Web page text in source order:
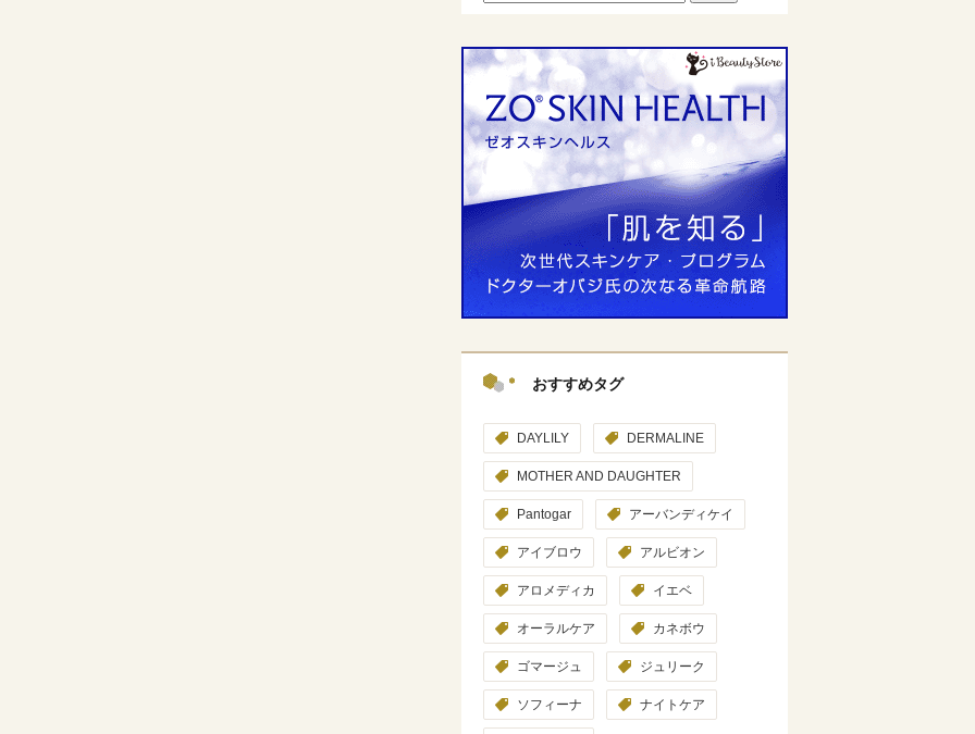
おすすめタグ
DAYLILY DERMALINE
MOTHER AND DAUGHTER
Pantogar アーバンディケイ
アイブロウ アルビオン
アロメディカ イエベ
オーラルケア カネボウ
ゴマージュ ジュリーク
ソフィーナ ナイトケア